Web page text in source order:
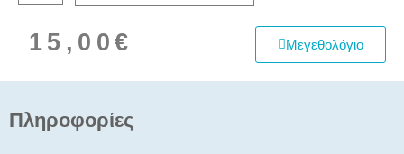
15,00 € Μεγεθολόγιο
Πληροφορίες